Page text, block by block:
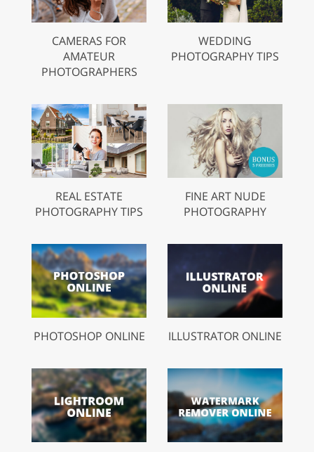
CAMERAS FOR
AMATEUR
PHOTOGRAPHERS
WEDDING
PHOTOGRAPHY TIPS
REAL ESTATE
PHOTOGRAPHY TIPS
FINE ART NUDE
PHOTOGRAPHY
PHOTOSHOP ONLINE ILLUSTRATOR ONLINE